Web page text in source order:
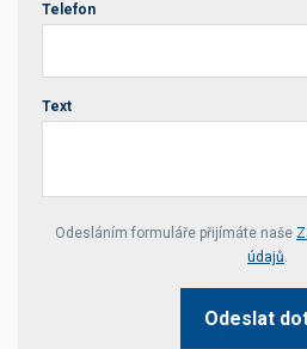
Telefon
Text
Your website *
Odesláním formuláře přijímáte naše
údajů.
Odeslat